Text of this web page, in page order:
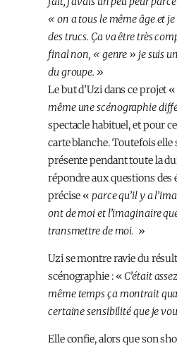
« on a tous le même âge et
des trucs. Ça va être très
final non, « genre » je suis
du groupe. »
Le but d’Uzi dans ce projet «
même une scénographie
spectacle habituel, et pour
carte blanche. Toutefois elle
présente pendant toute la
répondre aux questions des
précise «parce qu’il y a
ont de moi et l’imaginaire
transmettre de moi. »
Uzi se montre ravie du
scénographie : « C’était
même temps ça montrait
certaine sensibilité que je
Elle confie, alors que son